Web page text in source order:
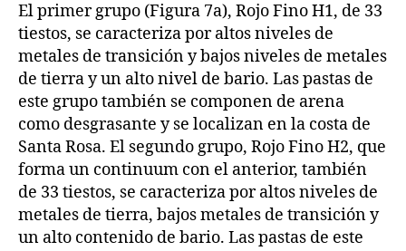
El primer grupo (Figura 7a), Rojo Fino H1, de 33
tiestos, se caracteriza por altos niveles de
metales de transición y bajos niveles de metales
de tierra y un alto nivel de bario. Las pastas de
este grupo también se componen de arena
como desgrasante y se localizan en la costa de
Santa Rosa. El segundo grupo, Rojo Fino H2, que
forma un continuum con el anterior, también
de 33 tiestos, se caracteriza por altos niveles de
metales de tierra, bajos metales de transición y
un alto contenido de bario. Las pastas de este